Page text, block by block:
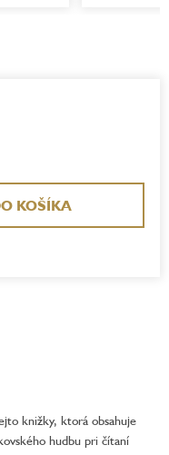
KOŠÍKA
knižky, ktorá obsahuje
hudbu pri čítaní